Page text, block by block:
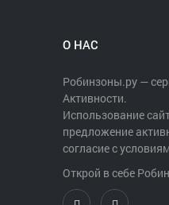
О НАС
Робинзоны.ру —
Активности.
Использование
предложение
согласие с
Открой в себе